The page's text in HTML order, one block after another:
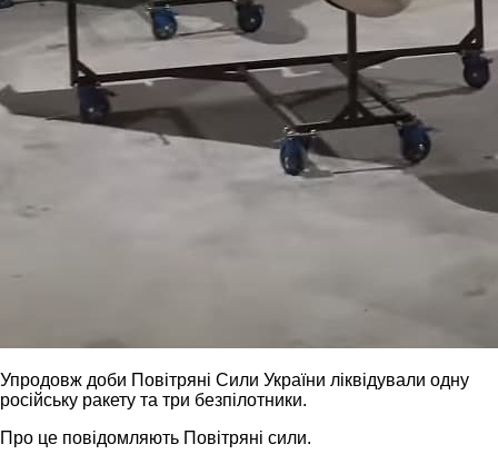
Упродовж доби Повітряні Сили України ліквідували одну
російську ракету та три безпілотники.
Про це повідомляють Повітряні сили.